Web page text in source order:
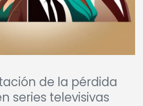
de la pérdida
series televisivas